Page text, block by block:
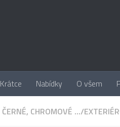
Krátce Nabídky O všem
ČERNÉ, CHROMOVÉ .../